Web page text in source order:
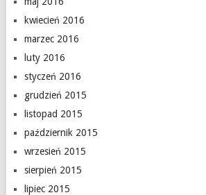
kwiecień 2016
marzec 2016
luty 2016
styczeń 2016
grudzień 2015
listopad 2015
październik 2015
wrzesień 2015
sierpień 2015
lipiec 2015